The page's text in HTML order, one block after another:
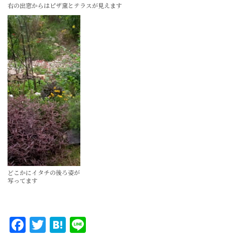
右の出窓からはピザ窯とテラスが見えます
どこかにイタチの後ろ姿が
写ってます
Facebook
TwitterHatena